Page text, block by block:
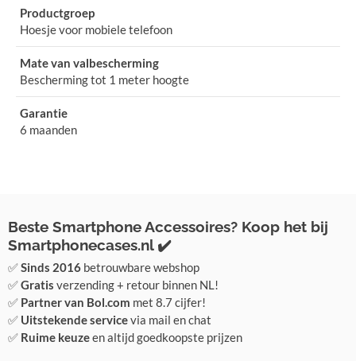
Productgroep
Hoesje voor mobiele telefoon
Mate van valbescherming
Bescherming tot 1 meter hoogte
Garantie
6 maanden
Beste Smartphone Accessoires? Koop het bij
Smartphonecases.nl ✔️
✅Sinds 2016 betrouwbare webshop
✅Gratis verzending + retour binnen NL!
✅ Partner van Bol.com met 8.7 cijfer!
✅ Uitstekende servicevia mail en chat
✅ Ruime keuzeen altijd goedkoopste prijzen